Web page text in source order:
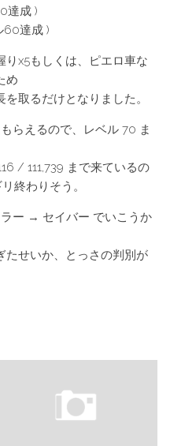
達成 )
60達成 )
りx5もしくは、ピエロ車な
め
取るだけとなりました。
らえるので、レベル 70 ま
/ 111,739 まで来ているの
終わりそう。
ー → セイバー でいこうか
たせいか、とっさの判別が